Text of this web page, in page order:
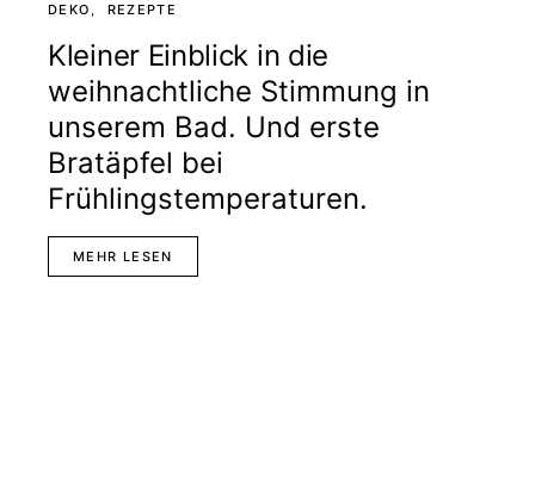
DEKO REZEPTE
Kleiner Einblick in die
weihnachtliche Stimmung in
unserem Bad. Und erste
Bratäpfel bei
Frühlingstemperaturen.
MEHR LESEN